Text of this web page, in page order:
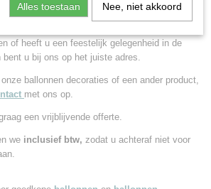
worden bij u in Naardengeleverd via
of heeft u een feestelijk gelegenheid in de
bent u bij ons op het juiste adres.
ballonnen decoraties of een ander product,
met ons op.
een vrijblijvende offerte.
we inclusief btw, zodat u achteraf niet voor
Alles toestaan Nee, niet akkoord